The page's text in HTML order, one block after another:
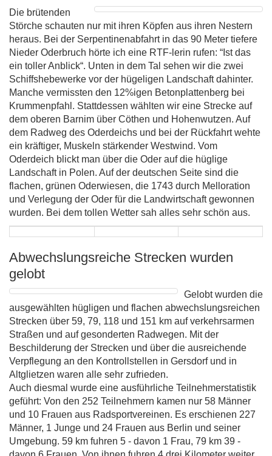
Die brütenden
Störche schauten nur mit ihren Köpfen aus ihren Nestern
heraus. Bei der Serpentinenabfahrt in das 90 Meter tiefere
Nieder Oderbruch hörte ich eine RTF-lerin rufen: “Ist das
ein toller Anblick“. Unten in dem Tal sehen wir die zwei
Schiffshebewerke vor der hügeligen Landschaft dahinter.
Manche vermissten den 12%igen Betonplattenberg bei
Krummenpfahl. Stattdessen wählten wir eine Strecke auf
dem oberen Barnim über Cöthen und Hohenwutzen. Auf
dem Radweg des Oderdeichs und bei der Rückfahrt wehte
ein kräftiger, Muskeln stärkender Westwind. Vom
Oderdeich blickt man über die Oder auf die hüglige
Landschaft in Polen. Auf der deutschen Seite sind die
flachen, grünen Oderwiesen, die 1743 durch Melloration
und Verlegung der Oder für die Landwirtschaft gewonnen
wurden. Bei dem tollen Wetter sah alles sehr schön aus.
Abwechslungsreiche Strecken wurden
gelobt
Gelobt wurden die
ausgewählten hügligen und flachen abwechslungsreichen
Strecken über 59, 79, 118 und 151 km auf verkehrsarmen
Straßen und auf gesonderten Radwegen. Mit der
Beschilderung der Strecken und über die ausreichende
Verpflegung an den Kontrollstellen in Gersdorf und in
Altglietzen waren alle sehr zufrieden.
Auch diesmal wurde eine ausführliche Teilnehmerstatistik
geführt: Von den 252 Teilnehmern kamen nur 58 Männer
und 10 Frauen aus Radsportvereinen. Es erschienen 227
Männer, 1 Junge und 24 Frauen aus Berlin und seiner
Umgebung. 59 km fuhren 5 - davon 1 Frau, 79 km 39 -